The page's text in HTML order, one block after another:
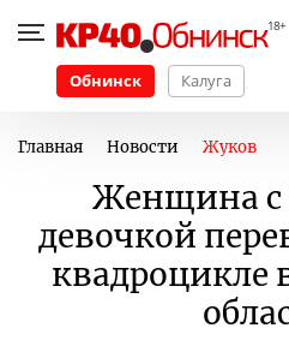
Обнинск Калуга
Главная Новости Жуков
Женщина с
девочкой
квадроцикле